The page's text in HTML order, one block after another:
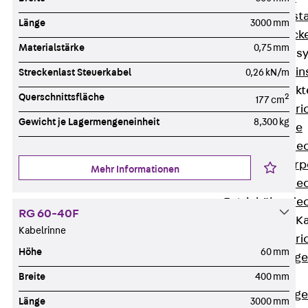
Zurück
Zurück
Kanalsysteme
Estrichbündige
CHALI
Länge 3000 mm
Materialstärke 0,75 mm
Streckenlast Steuerkabel 0,26 kN/m
Querschnittsfläche 177 cm2
Gewicht je Lagermengeneinheit 8,300 kg
Mehr Informationen
RG 60-40F
Kabelrinne
Höhe 60 mm
Breite 400 mm
Länge 3000 mm